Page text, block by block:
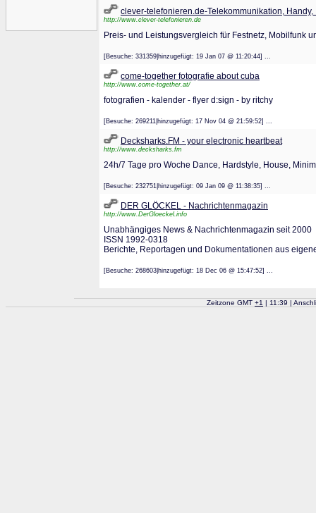
clever-telefonieren.de-Telekommunikation, Handy,
http://www.clever-telefonieren.de
Preis- und Leistungsvergleich für Festnetz, Mobilfunk
[Besuche: 331359|hinzugefügt: 19 Jan 07 @ 11:20:44] ...
come-together fotografie about cuba
http://www.come-together.at/
fotografien - kalender - flyer d:sign - by ritchy
[Besuche: 269211|hinzugefügt: 17 Nov 04 @ 21:59:52] ...
Decksharks.FM - your electronic heartbeat
http://www.decksharks.fm
24h/7 Tage pro Woche Dance, Hardstyle, House,
[Besuche: 232751|hinzugefügt: 09 Jan 09 @ 11:38:35] ...
DER GLÖCKEL - Nachrichtenmagazin
http://www.DerGloeckel.info
Unabhängiges News & Nachrichtenmagazin seit 2000
ISSN 1992-0318
Berichte, Reportagen und Dokumentationen aus
[Besuche: 268603|hinzugefügt: 18 Dec 06 @ 15:47:52] ...
Zeitzone GMT +1 | 11:39 |